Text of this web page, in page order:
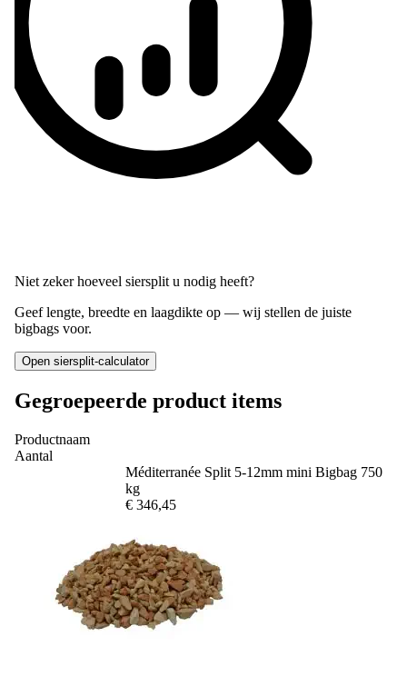
Niet zeker hoeveel siersplit u nodig heeft?
Geef lengte, breedte en laagdikte op — wij stellen de juiste
bigbags voor.
Open siersplit-calculator
Gegroepeerde product items
Productnaam
Aantal
Méditerranée Split 5-12mm mini Bigbag 750
kg
€ 346,45